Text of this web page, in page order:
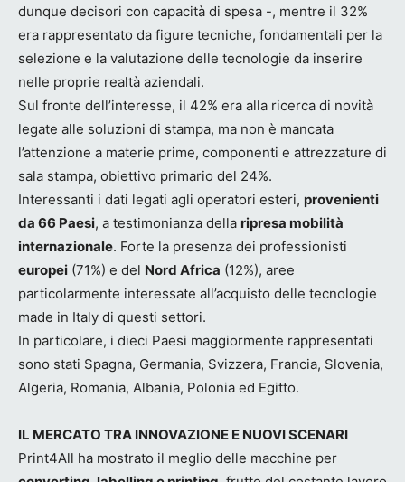
dunque decisori con capacità di spesa -, mentre il 32%
era rappresentato da figure tecniche, fondamentali per la
selezione e la valutazione delle tecnologie da inserire
nelle proprie realtà aziendali.
Sul fronte dell’interesse, il 42% era alla ricerca di novità
legate alle soluzioni di stampa, ma non è mancata
l’attenzione a materie prime, componenti e attrezzature di
sala stampa, obiettivo primario del 24%.
Interessanti i dati legati agli operatori esteri, provenienti
da 66 Paesi, a testimonianza della ripresa mobilità
internazionale. Forte la presenza dei professionisti
europei (71%) e del Nord Africa (12%), aree
particolarmente interessate all’acquisto delle tecnologie
made in Italy di questi settori.
In particolare, i dieci Paesi maggiormente rappresentati
sono stati Spagna, Germania, Svizzera, Francia, Slovenia,
Algeria, Romania, Albania, Polonia ed Egitto.
IL MERCATO TRA INNOVAZIONE E NUOVI SCENARI
Print4All ha mostrato il meglio delle macchine per